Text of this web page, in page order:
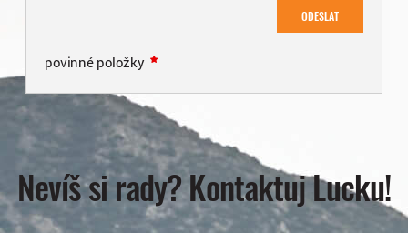
ODESLAT
povinné položky
Nevíš si rady? Kontaktuj Lucku!